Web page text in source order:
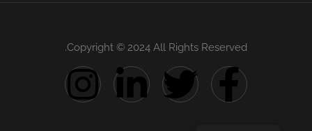
Copyright © 2024 All Rights Reserved.